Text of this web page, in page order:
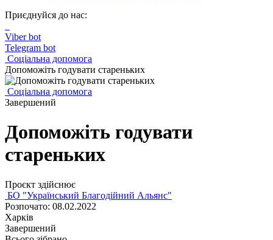
Приєднуйся до нас:
Viber bot
Telegram bot
Соціальна допомога
Допоможіть годувати стареньких
Соціальна допомога
Завершений
Допоможіть годувати
стареньких
Проєкт здійснює
БО "Український Благодійний Альянс"
Розпочато: 08.02.2022
Харків
Завершений